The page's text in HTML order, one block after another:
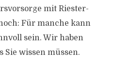
mit Riester-
Für manche kann
sein. Wir haben
Sie wissen müssen.